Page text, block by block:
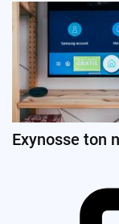
Exynosse ton